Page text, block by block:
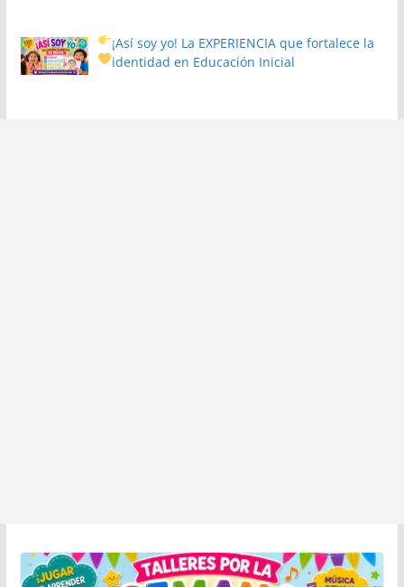
¡Así soy yo! La EXPERIENCIA que fortalece la
identidad en Educación Inicial